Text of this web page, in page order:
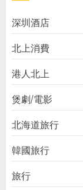
深圳酒店
北上消費
港人北上
煲劇/電影
北海道旅行
韓國旅行
旅行